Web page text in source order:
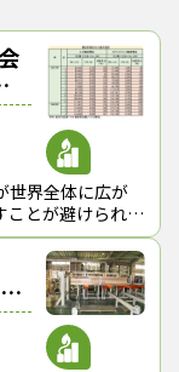
大きい。
側の相互の信頼関
が進んでこなかっ
井ホームの池田
にも働きかけを
役となって山側
れる。
年11月８日取材）
して協議会を立ち上
材活用協議会
工センター 協和木材
世界全体に広が
ことが避けられな
ゆるウッドショッ